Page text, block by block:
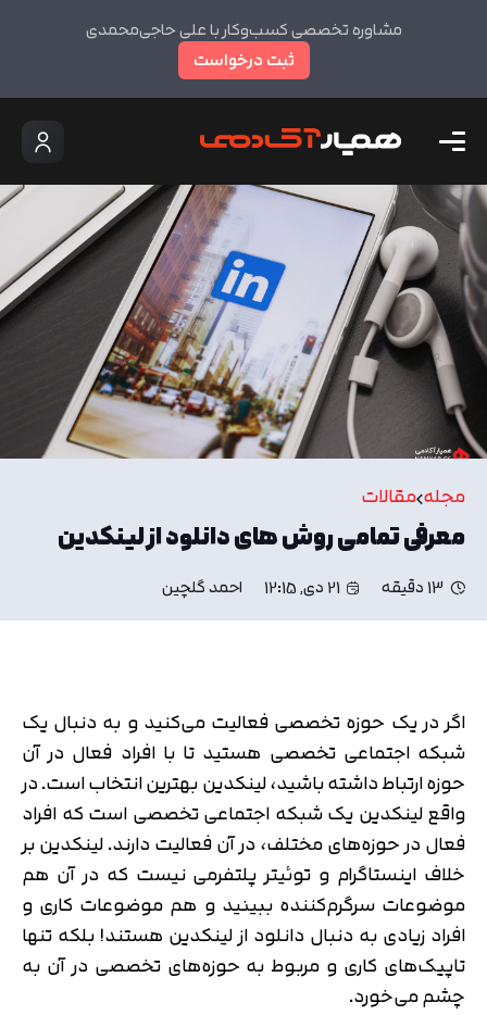
مشاوره تخصصی کسب‌وکار با علی حاجی‌محمدی
ثبت درخواست
مجله مقالات
معرفی تمامی روش های دانلود از لینکدین
13 دقیقه 21 دی, 12:15 احمد گلچین
اگر در یک حوزه تخصصی فعالیت می‌کنید و به دنبال یک
شبکه اجتماعی تخصصی هستید تا با افراد فعال در آن
حوزه ارتباط داشته باشید، لینکدین بهترین انتخاب است. در
واقع لینکدین یک شبکه اجتماعی تخصصی است که افراد
فعال در حوزه‌های مختلف، در آن فعالیت دارند. لینکدین بر
خلاف اینستاگرام و توئیتر پلتفرمی نیست که در آن هم
موضوعات سرگرم‌کننده ببینید و هم موضوعات کاری و
افراد زیادی به دنبال دانلود از لینکدین هستند! بلکه تنها
تاپیک‌های کاری و مربوط به حوزه‌های تخصصی در آن به
چشم می‌خورد.